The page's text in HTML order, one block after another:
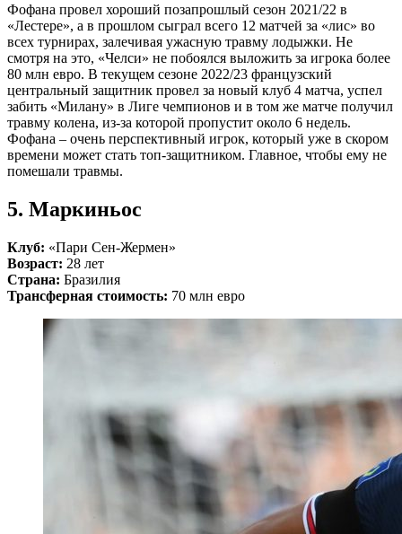
Фофана провел хороший позапрошлый сезон 2021/22 в
«Лестере», а в прошлом сыграл всего 12 матчей за «лис» во
всех турнирах, залечивая ужасную травму лодыжки. Не
смотря на это, «Челси» не побоялся выложить за игрока более
80 млн евро. В текущем сезоне 2022/23 французский
центральный защитник провел за новый клуб 4 матча, успел
забить «Милану» в Лиге чемпионов и в том же матче получил
травму колена, из-за которой пропустит около 6 недель.
Фофана – очень перспективный игрок, который уже в скором
времени может стать топ-защитником. Главное, чтобы ему не
помешали травмы.
5. Маркиньос
Клуб: «Пари Сен-Жермен»
Возраст: 28 лет
Страна: Бразилия
Трансферная стоимость: 70 млн евро